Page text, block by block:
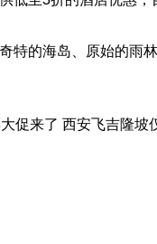
特的海岛、原始的